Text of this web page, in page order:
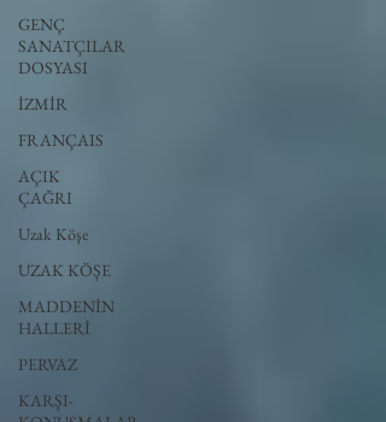
GENÇ
SANATÇILAR
DOSYASI
İZMİR
FRANÇAIS
AÇIK
ÇAĞRI
Uzak Köşe
UZAK KÖŞE
MADDENİN
HALLERİ
PERVAZ
KARŞI-